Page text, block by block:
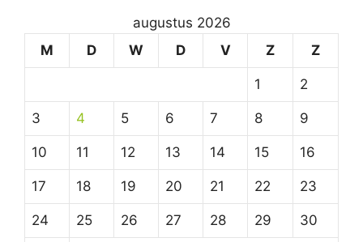
augustus 2026
M
D W D V Z Z
1 2
3 4 5 6 7 8 9
10 11 12 13 14 15 16
17 18 19 20 21 22 23
24 25 26 27 28 29 30